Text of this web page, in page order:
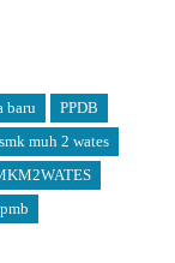
baru
PPDB
smk muh 2 wates